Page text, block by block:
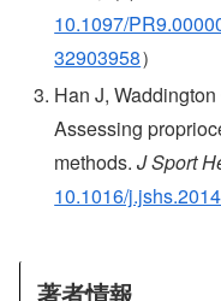
10.1097/
32903958）
Han J,
Assessing
methods.J Sport
10.1016/
著者情報